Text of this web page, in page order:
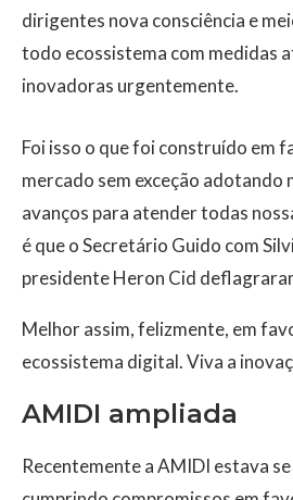
dirigentes nova consciência e
todo ecossistema com medidas
inovadoras urgentemente.
Foi isso o que foi construído em
mercado sem exceção adotando
avanços para atender todas
é que o Secretário Guido com
presidente Heron Cid
Melhor assim, felizmente, em
ecossistema digital. Viva a
AMIDI ampliada
Recentemente a AMIDI estava